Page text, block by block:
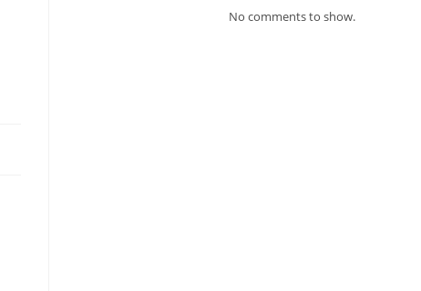
No comments to show.